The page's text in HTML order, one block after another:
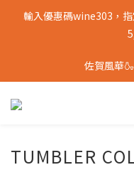
輸入優惠碼wine303，
佐賀風華
TUMBLER